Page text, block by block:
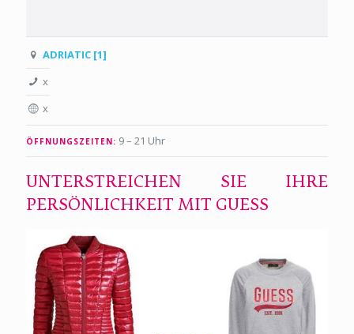
ADRIATIC [1]
x
x
ÖFFNUNGSZEITEN: 9 – 21 Uhr
UNTERSTREICHEN SIE IHRE
PERSÖNLICHKEIT MIT GUESS